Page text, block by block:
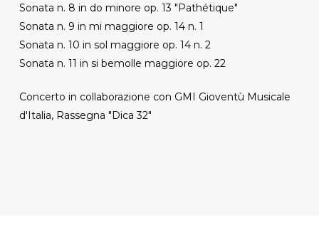
Sonata n. 8 in do minore op. 13 "Pathétique"
Sonata n. 9 in mi maggiore op. 14 n. 1
Sonata n. 10 in sol maggiore op. 14 n. 2
Sonata n. 11 in si bemolle maggiore op. 22
Concerto in collaborazione con GMI Gioventù Musicale
d'Italia, Rassegna "Dica 32"